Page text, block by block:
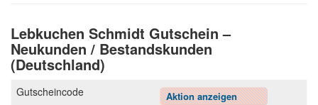
Lebkuchen Schmidt Gutschein –
Neukunden / Bestandskunden
(Deutschland)
Aktion anzeigen